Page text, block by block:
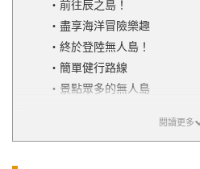
前往辰之島！
盡享海洋冒險樂趣
終於登陸無人島！
簡單健行路線
景點眾多的無人島